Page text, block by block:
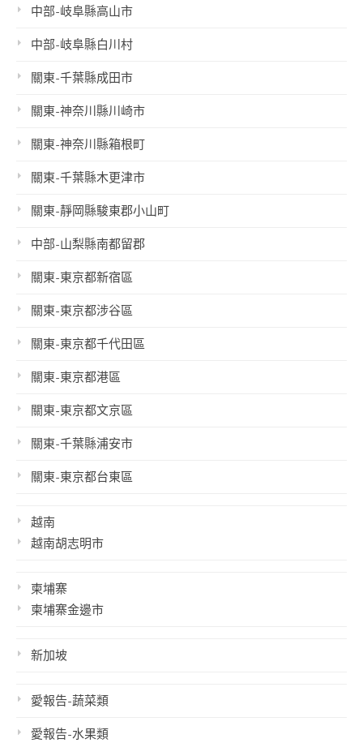
中部-岐阜縣高山市
中部-岐阜縣白川村
關東-千葉縣成田市
關東-神奈川縣川崎市
關東-神奈川縣箱根町
關東-千葉縣木更津市
關東-靜岡縣駿東郡小山町
中部-山梨縣南都留郡
關東-東京都新宿區
關東-東京都涉谷區
關東-東京都千代田區
關東-東京都港區
關東-東京都文京區
關東-千葉縣浦安市
關東-東京都台東區
越南
越南胡志明市
柬埔寨
柬埔寨金邊市
新加坡
愛報告-蔬菜類
愛報告-水果類